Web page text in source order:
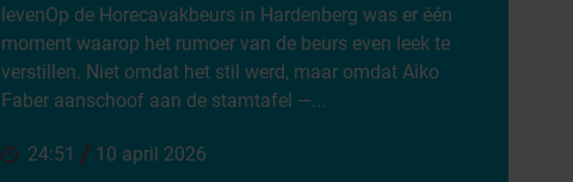
levenOp de Horecavakbeurs in Hardenberg was er één
moment waarop het rumoer van de beurs even leek te
verstillen. Niet omdat het stil werd, maar omdat Aiko
Faber aanschoof aan de stamtafel —...
24:51 / 10 april 2026